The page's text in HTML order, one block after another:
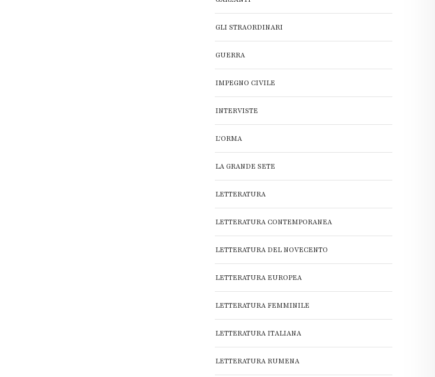
GLI STRAORDINARI
GUERRA
IMPEGNO CIVILE
INTERVISTE
L'ORMA
LA GRANDE SETE
LETTERATURA
LETTERATURA CONTEMPORANEA
LETTERATURA DEL NOVECENTO
LETTERATURA EUROPEA
LETTERATURA FEMMINILE
LETTERATURA ITALIANA
LETTERATURA RUMENA